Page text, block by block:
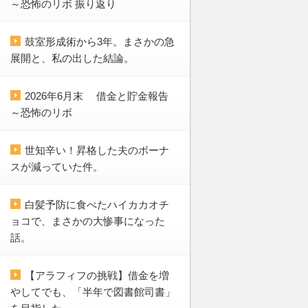
～恐怖のリボ 振り返り
鼓室形成術から3年。まさかの急
展開と、私の出した結論。
2026年6月末 借金と貯金報告
～恐怖のリボ
世知辛い！昇格した夫のボーナ
スが減っていた件。
白髪予防に食べたハイカカオチ
ョコで、まさかの大惨事になった
話。
【アラフィフの挑戦】借金を増
やしてでも、「半年で図書館司書」